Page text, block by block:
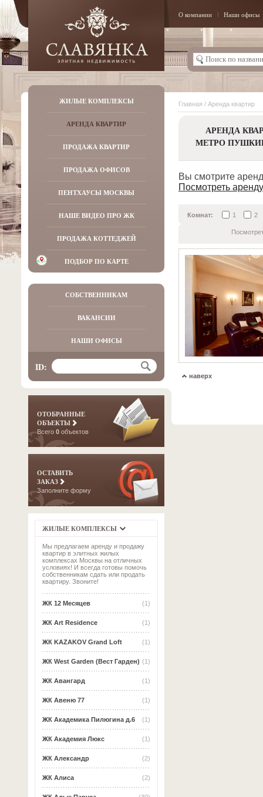
О компании Наши офисы
ЖИЛЫЕ КОМПЛЕКСЫ
АРЕНДА КВАРТИР
ПРОДАЖА КВАРТИР
ПРОДАЖА ОФИСОВ
ПЕНТХАУСЫ МОСКВЫ
НАШЕ ВИДЕО ПРО ЖК
ПРОДАЖА КОТТЕДЖЕЙ
ПОДБОР ПО КАРТЕ
СОБСТВЕННИКАМ
ВАКАНСИИ
НАШИ ОФИСЫ
ID:
ОТОБРАННЫЕ
ОБЪЕКТЫ
Всего 0 объектов
ОСТАВИТЬ
ЗАКАЗ
Заполните форму
ЖИЛЫЕ КОМПЛЕКСЫ
Мы предлагаем аренду и продажу
квартир в элитных жилых
комплексах Москвы на отличных
условиях! И всегда готовы помочь
собственникам сдать или продать
квартиру. Звоните!
(1)
ЖК 12 Месяцев
(1)
ЖК Art Residence
(1)
ЖК KAZAKOV Grand Loft
(1)
ЖК West Garden (Вест Гарден)
(1)
ЖК Авангард
(1)
ЖК Авеню 77
(1)
ЖК Академика Пилюгина д.6
(1)
ЖК Академия Люкс
(2)
ЖК Александр
(2)
ЖК Алиса
Главная / Аренда квартир
АРЕНДА
МЕТРО
Вы смотрите
Посмотреть
Комнат: 1 2
наверх